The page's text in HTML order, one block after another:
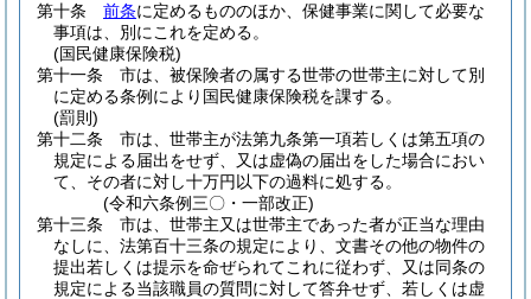
第十条
前条に定めるもののほか、保健事業に関して必要な
事項は、別にこれを定める。
(国民健康保険税)
第十一条
市は、被保険者の属する世帯の世帯主に対して別
に定める条例により国民健康保険税を課する。
(罰則)
第十二条
市は、世帯主が法第九条第一項若しくは第五項の
規定による届出をせず、又は虚偽の届出をした場合におい
て、その者に対し十万円以下の過料に処する。
(令和六条例三〇・一部改正)
第十三条
市は、世帯主又は世帯主であった者が正当な理由
なしに、法第百十三条の規定により、文書その他の物件の
提出若しくは提示を命ぜられてこれに従わず、又は同条の
規定による当該職員の質問に対して答弁せず、若しくは虚